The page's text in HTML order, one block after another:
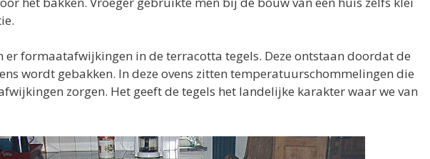
er formaatafwijkingen in de terracotta tegels. Deze ontstaan doordat de
wordt gebakken. In deze ovens zitten temperatuurschommelingen die
zorgen. Het geeft de tegels het landelijke karakter waar we van